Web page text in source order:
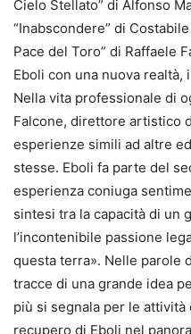
Cielo Stellato” di Alfonso
“Inabscondere” di
Pace del Toro” di Raffaele
Eboli con una nuova
Nella vita professionale di
Falcone, direttore artistico
esperienze simili ad altre
stesse. Eboli fa parte del
esperienza coniuga
sintesi tra la capacità di un
l’incontenibile passione
questa terra». Nelle parole
tracce di una grande idea
più si segnala per le attività
recupero di Eboli nel